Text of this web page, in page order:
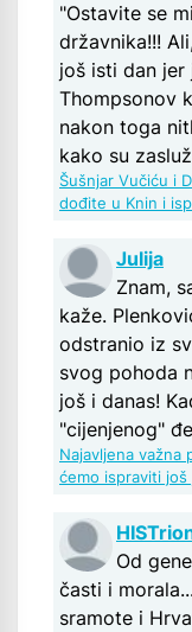
"Ostavite se
državnika!!!
još isti dan jer
Thompsonov
nakon toga
kako su
Šušnjar Vučiću i
dođite u Knin i
Julija
Znam,
kaže.
odstranio iz
svog pohoda
još i danas!
"cijenjenog"
Najavljena važna
ćemo ispraviti
Od
časti i
sramote i